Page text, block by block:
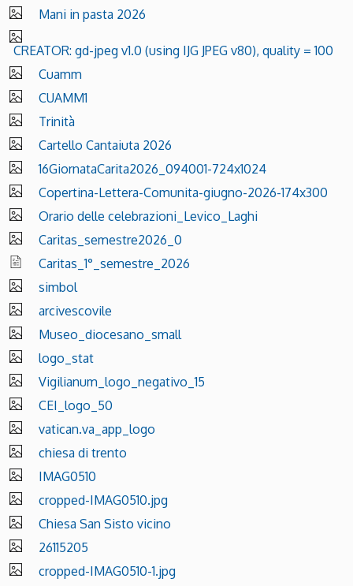
Mani in pasta 2026
CREATOR: gd-jpeg v1.0 (using IJG JPEG v80), quality = 100
Cuamm
CUAMM1
Trinità
Cartello Cantaiuta 2026
16GiornataCarita2026_094001-724x1024
Copertina-Lettera-Comunita-giugno-2026-174x300
Orario delle celebrazioni_Levico_Laghi
Caritas_semestre2026_0
Caritas_1°_semestre_2026
simbol
arcivescovile
Museo_diocesano_small
logo_stat
Vigilianum_logo_negativo_15
CEI_logo_50
vatican.va_app_logo
chiesa di trento
IMAG0510
cropped-IMAG0510.jpg
Chiesa San Sisto vicino
26115205
cropped-IMAG0510-1.jpg